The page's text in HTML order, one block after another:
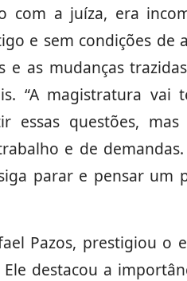
com a juíza, era
e sem condições de
e as mudanças
“A magistratura
essas questões,
e de
parar e pensar um
Pazos, prestigiou
Ele destacou a